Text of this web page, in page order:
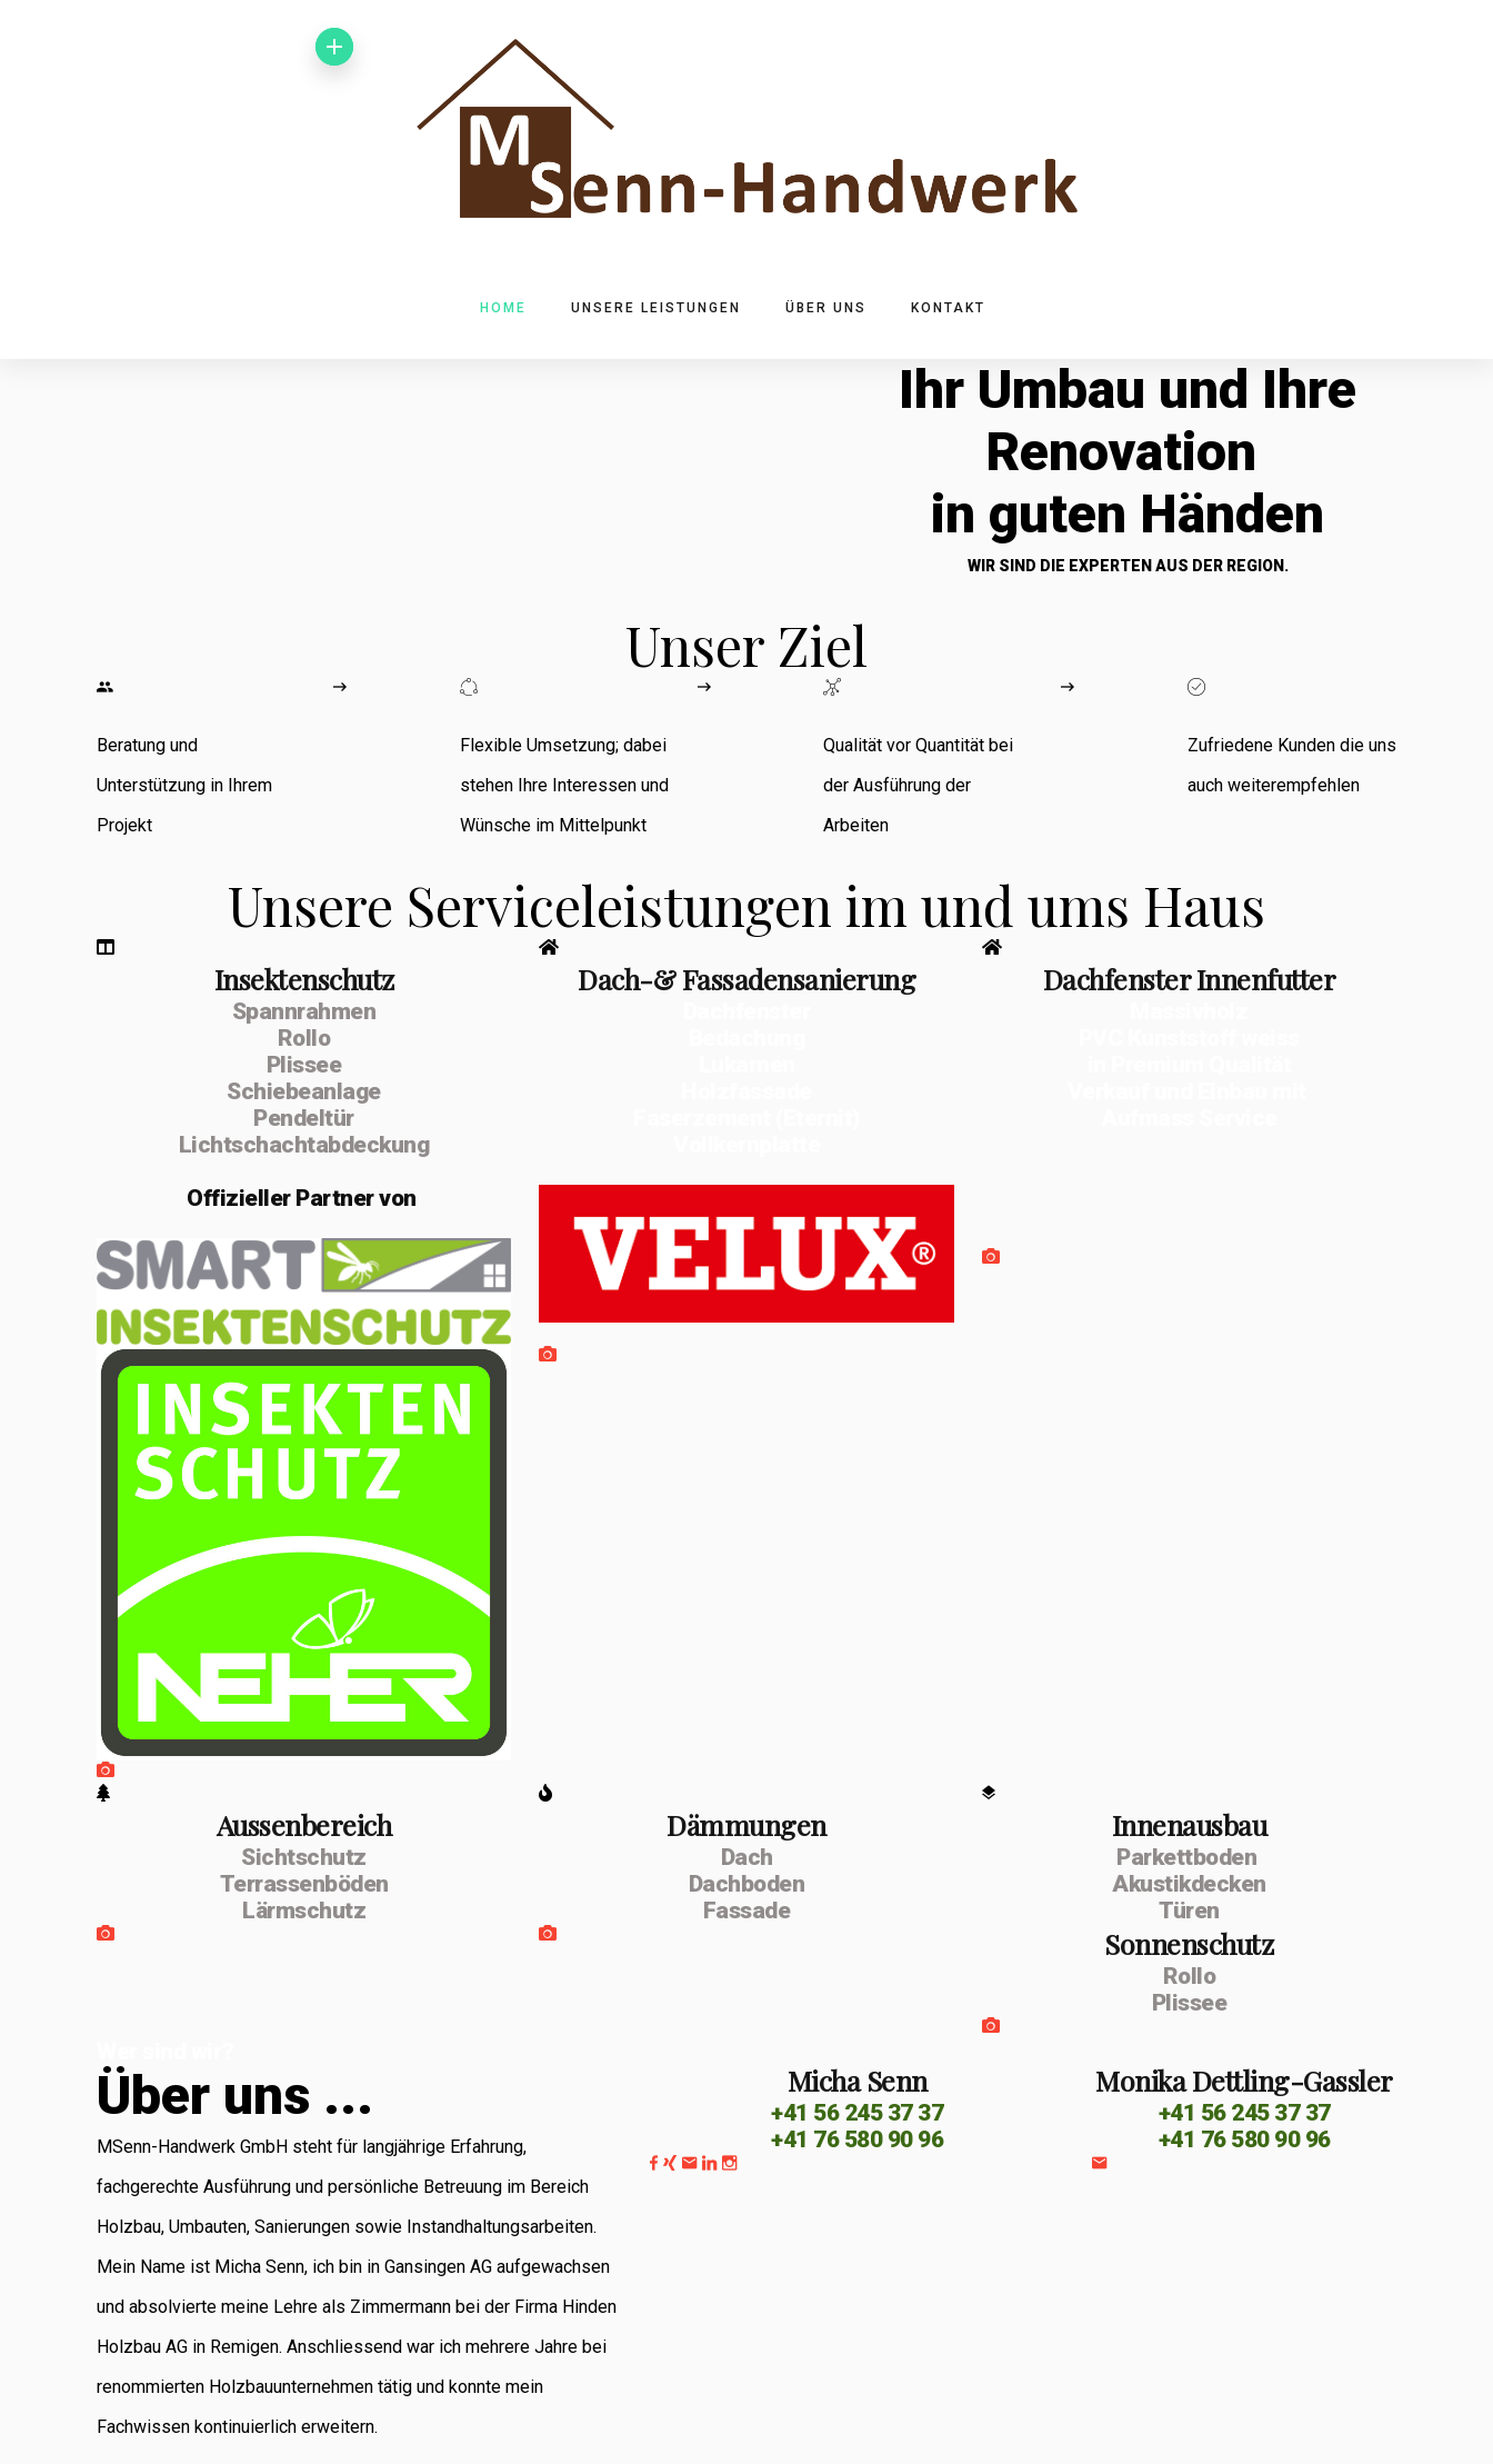
HOME UNSERE LEISTUNGEN ÜBER UNS KONTAKT
Ihr Umbau und Ihre
Renovation
in guten Händen
WIR SIND DIE EXPERTEN AUS DER REGION.
Unser Ziel
Beratung und
Unterstützung in Ihrem
Projekt
Flexible Umsetzung; dabei
stehen Ihre Interessen und
Wünsche im Mittelpunkt
Qualität vor Quantität bei
der Ausführung der
Arbeiten
Zufriedene Kunden die uns
auch weiterempfehlen
Unsere Serviceleistungen im und ums Haus
Insektenschutz
Spannrahmen
Rollo
Plissee
Schiebeanlage
Pendeltür
Lichtschachtabdeckung
OffiziellerPartner von
Dach-& Fassadensanierung Dachfenster Innenfutter
Aussenbereich
Sichtschutz
Terrassenböden
Lärmschutz
Dämmungen
Dach
Dachboden
Fassade
Innenausbau
Parkettboden
Akustikdecken
Türen
Sonnenschutz
Rollo
Plissee
Über uns ...
MSenn-Handwerk GmbH steht für langjährige Erfahrung,
fachgerechte Ausführung und persönliche Betreuung im Bereich
Holzbau, Umbauten, Sanierungen sowie Instandhaltungsarbeiten.
Mein Name ist Micha Senn, ich bin in Gansingen AG aufgewachsen
und absolvierte meine Lehre als Zimmermann bei der Firma Hinden
Holzbau AG in Remigen. Anschliessend war ich mehrere Jahre bei
renommierten Holzbauunternehmen tätig und konnte mein
Fachwissen kontinuierlich erweitern.
Zimmerarbeiten,
Umbauten,
Sanierungen
Im Februar 2020
gründete ich die
Einzelfirma
Februar 2026 die
Umwandlung zur
Handwerk GmbH.
Unterstützt
Monika Dettling-
und Buchhaltung
verantwortlich ist.
Als regional
verankertes
Unternehmen
grossen Wert auf
Zuverlässigkeit
Micha Senn
+41 56 245 37 37
+41 76 580 90 96
Monika Dettling-Gassler
+41 56 245 37 37
+41 76 580 90 96